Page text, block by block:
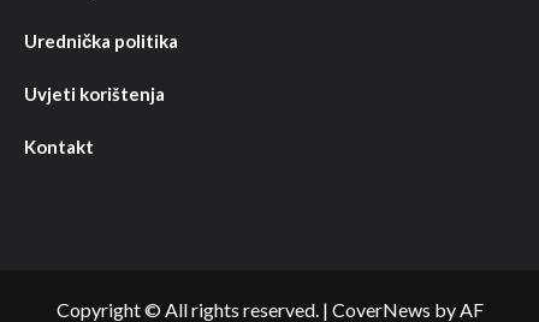
Urednička politika
Uvjeti korištenja
Kontakt
Copyright © All rights reserved. | CoverNews by AF